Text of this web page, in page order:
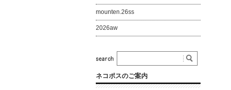
mounten.26ss
2026aw
ネコポスのご案内